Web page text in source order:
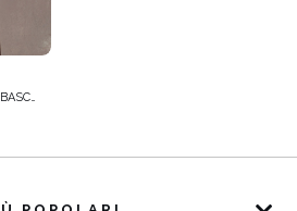
MELANIE - ABITO ROSSO CON BASCHINA